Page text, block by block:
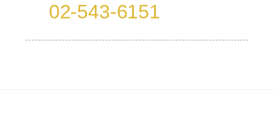
02-543-6151